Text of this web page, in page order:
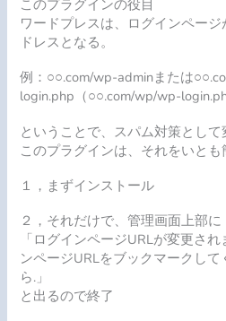
このプラグインの役目
ワードプレスは、ログインペー
ドレスとなる。
例：○○.com/wp-adminまたは
login.php（○○.com/wp/wp-
ということで、スパム対策として
このプラグインは、それをいとも
１，まずインストール
２，それだけで、管理画面上部に
「ログインページURLが変更さ
ンページURLをブックマークし
ら.」
と出るので終了